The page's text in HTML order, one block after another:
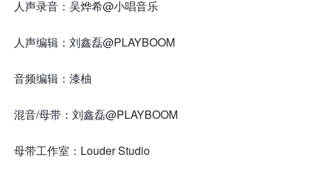
人声录音：吴烨希@小唱音乐
人声编辑：刘鑫磊@PLAYBOOM
音频编辑：漆柚
混音/母带：刘鑫磊@PLAYBOOM
母带工作室：Louder Studio